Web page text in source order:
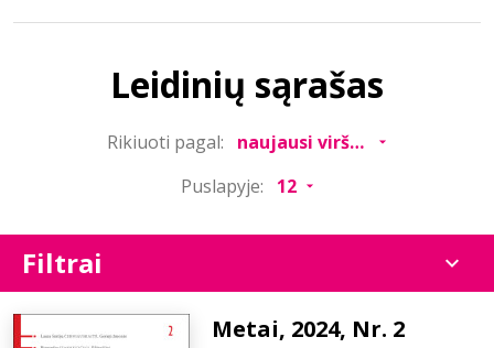
Leidinių sąrašas
Rikiuoti pagal:
Puslapyje:
Filtrai
Metai, 2024, Nr. 2